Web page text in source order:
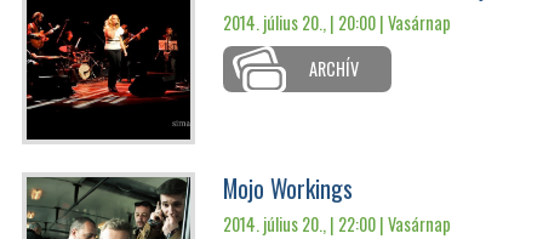
2014. július 20., | 20:00 |Vasárnap
ARCHÍV
Mojo Workings
2014. július 20., | 22:00 |Vasárnap